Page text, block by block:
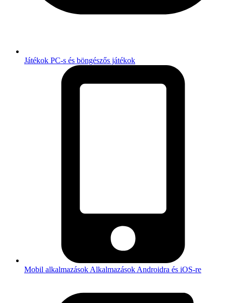
Játékok PC-s és böngészős játékok
Mobil alkalmazások Alkalmazások Androidra és iOS-re